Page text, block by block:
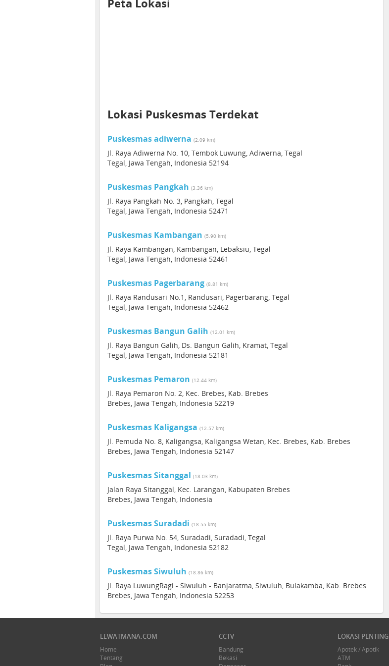
Peta Lokasi
Lokasi Puskesmas Terdekat
Puskesmas adiwerna (2.09 km)
Jl. Raya Adiwerna No. 10, Tembok Luwung, Adiwerna, Tegal
Tegal, Jawa Tengah, Indonesia 52194
Puskesmas Pangkah (3.36 km)
Jl. Raya Pangkah No. 3, Pangkah, Tegal
Tegal, Jawa Tengah, Indonesia 52471
Puskesmas Kambangan (5.90 km)
Jl. Raya Kambangan, Kambangan, Lebaksiu, Tegal
Tegal, Jawa Tengah, Indonesia 52461
Puskesmas Pagerbarang (8.81 km)
Jl. Raya Randusari No.1, Randusari, Pagerbarang, Tegal
Tegal, Jawa Tengah, Indonesia 52462
Puskesmas Bangun Galih (12.01 km)
Jl. Raya Bangun Galih, Ds. Bangun Galih, Kramat, Tegal
Tegal, Jawa Tengah, Indonesia 52181
Puskesmas Pemaron (12.44 km)
Jl. Raya Pemaron No. 2, Kec. Brebes, Kab. Brebes
Brebes, Jawa Tengah, Indonesia 52219
Puskesmas Kaligangsa (12.57 km)
Jl. Pemuda No. 8, Kaligangsa, Kaligangsa Wetan, Kec. Brebes, Kab. Brebes
Brebes, Jawa Tengah, Indonesia 52147
Puskesmas Sitanggal (18.03 km)
Jalan Raya Sitanggal, Kec. Larangan, Kabupaten Brebes
Brebes, Jawa Tengah, Indonesia
Puskesmas Suradadi (18.55 km)
Jl. Raya Purwa No. 54, Suradadi, Suradadi, Tegal
Tegal, Jawa Tengah, Indonesia 52182
Puskesmas Siwuluh (18.86 km)
Jl. Raya LuwungRagi - Siwuluh - Banjaratma, Siwuluh, Bulakamba, Kab. Brebes
Brebes, Jawa Tengah, Indonesia 52253
LEWATMANA.COM
Home
Tentang
CCTV
Bandung
Bekasi
LOKASI PENTING
Apotek / Apotik
ATM